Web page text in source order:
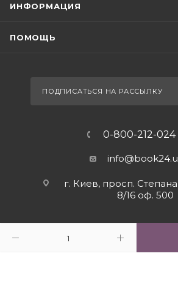
ИНФОРМАЦИЯ
ПОМОЩЬ
ПОДПИСАТЬСЯ НА РАССЫЛКУ
0-800-212-024
г. Киев, просп.
8/16 оф. 500